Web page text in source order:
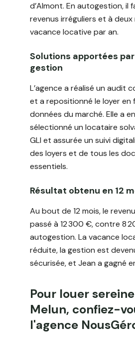
d’Almont. En autogestion, il
revenus irréguliers et à deux
vacance locative par an.
Solutions apportées par
gestion
L’agence a réalisé un audit
et a repositionné le loyer en
données du marché. Elle a
sélectionné un locataire
GLI et assurée un suivi
des loyers et de tous les
essentiels.
Résultat obtenu en 12
Au bout de 12 mois, le
passé à 12 300 €, contre 8
autogestion. La vacance
réduite, la gestion est
sécurisée, et Jean a gagné
Pour louer
Melun, confiez-
l'agence